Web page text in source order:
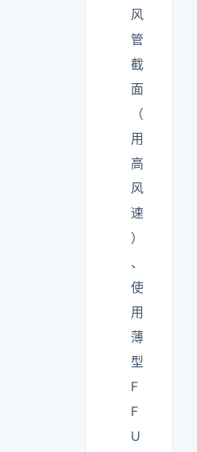
风
管
截
面
（
用
高
风
速
）
、
使
用
薄
型
F
F
U